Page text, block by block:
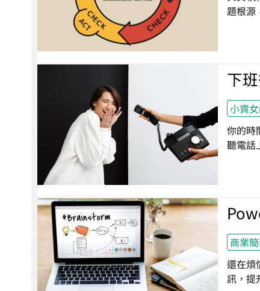
題根源
下
小資
你的時
聽電話
商業
還在煩
訊，提